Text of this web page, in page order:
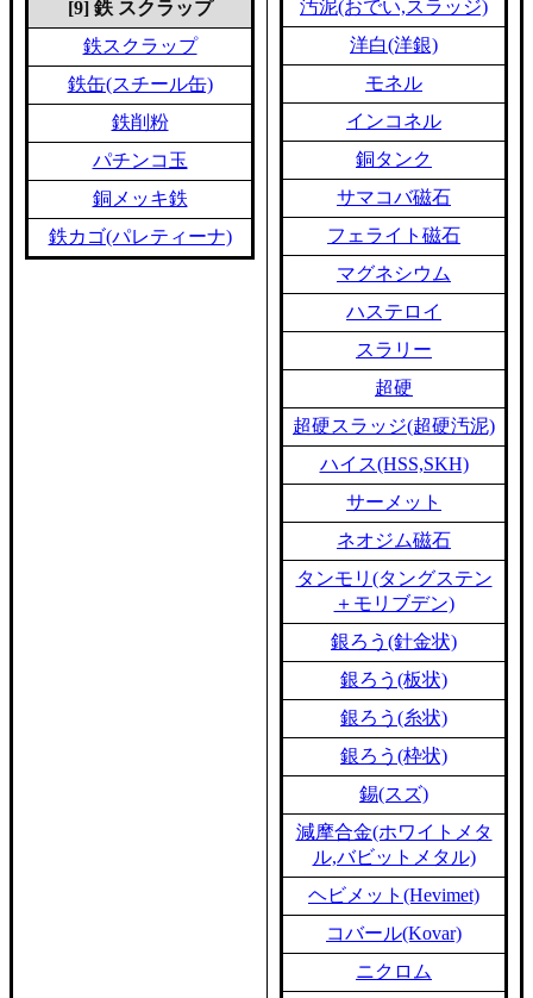
[9] 鉄 スクラップ
鉄スクラップ
鉄缶(スチール缶)
鉄削粉
パチンコ玉
銅メッキ鉄
鉄カゴ(パレティーナ)
汚泥(おでい,スラッジ)
洋白(洋銀)
モネル
インコネル
銅タンク
サマコバ磁石
フェライト磁石
マグネシウム
ハステロイ
スラリー
超硬
超硬スラッジ(超硬汚泥)
ハイス(HSS,SKH)
サーメット
ネオジム磁石
タンモリ(タングステン
＋モリブデン)
銀ろう(針金状)
銀ろう(板状)
銀ろう(糸状)
銀ろう(枠状)
錫(スズ)
減摩合金(ホワイトメタ
ル,バビットメタル)
ヘビメット(Hevimet)
コバール(Kovar)
ニクロム